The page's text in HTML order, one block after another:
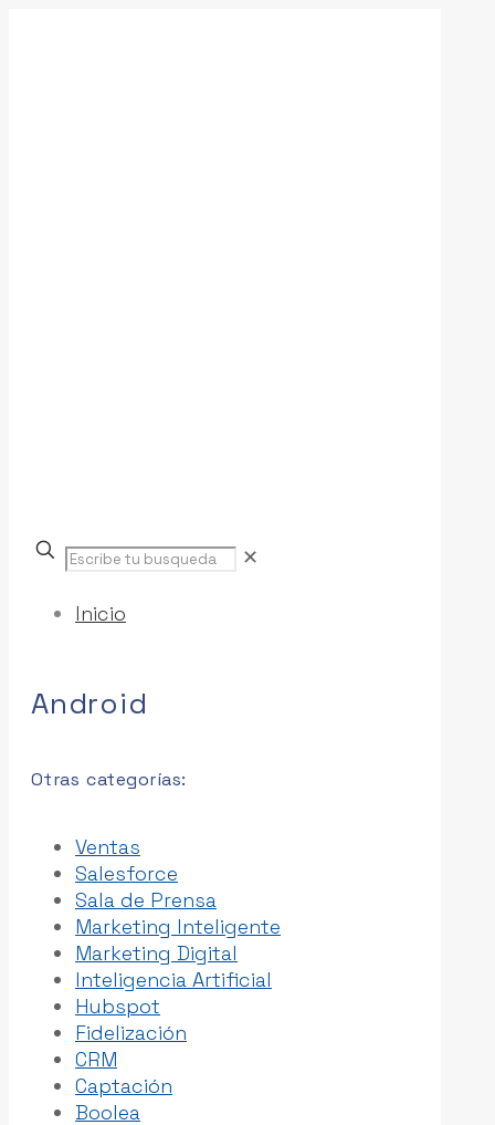
Escribe
tu
busqueda
✕
Inicio
Android
Otras categorías:
Ventas
Salesforce
Sala de Prensa
Marketing Inteligente
Marketing Digital
Inteligencia Artificial
Hubspot
Fidelización
CRM
Captación
Boolea